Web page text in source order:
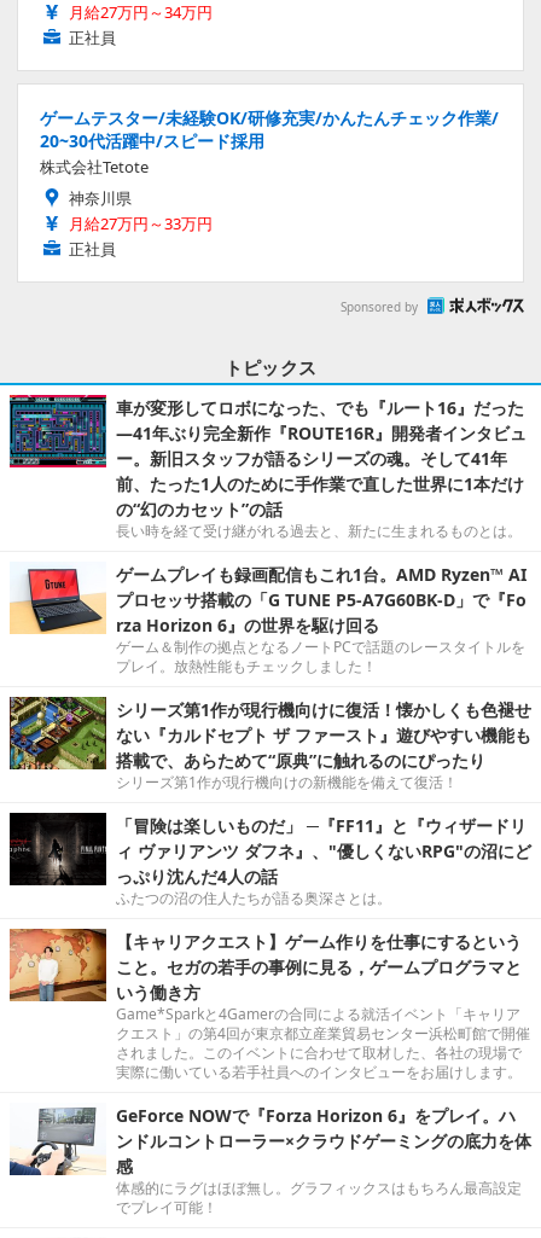
月給27万円～34万円
正社員
ゲームテスター/未経験OK/研修充実/かんたんチェック作業/
20~30代活躍中/スピード採用
株式会社Tetote
神奈川県
月給27万円～33万円
正社員
Sponsored by
トピックス
車が変形してロボになった、でも『ルート16』だった
―41年ぶり完全新作『ROUTE16R』開発者インタビュ
ー。新旧スタッフが語るシリーズの魂。そして41年
前、たった1人のために手作業で直した世界に1本だけ
の“幻のカセット”の話
長い時を経て受け継がれる過去と、新たに生まれるものとは。
ゲームプレイも録画配信もこれ1台。AMD Ryzen™ AI
プロセッサ搭載の「G TUNE P5-A7G60BK-D」で『Fo
rza Horizon 6』の世界を駆け回る
ゲーム＆制作の拠点となるノートPCで話題のレースタイトルを
プレイ。放熱性能もチェックしました！
シリーズ第1作が現行機向けに復活！懐かしくも色褪せ
ない『カルドセプト ザ ファースト』遊びやすい機能も
搭載で、あらためて“原典”に触れるのにぴったり
シリーズ第1作が現行機向けの新機能を備えて復活！
「冒険は楽しいものだ」 ─『FF11』と『ウィザードリ
ィ ヴァリアンツ ダフネ』、"優しくないRPG"の沼にど
っぷり沈んだ4人の話
ふたつの沼の住人たちが語る奥深さとは。
【キャリアクエスト】ゲーム作りを仕事にするという
こと。セガの若手の事例に見る，ゲームプログラマと
いう働き方
Game*Sparkと4Gamerの合同による就活イベント「キャリア
クエスト」の第4回が東京都立産業貿易センター浜松町館で開催
されました。このイベントに合わせて取材した、各社の現場で
実際に働いている若手社員へのインタビューをお届けします。
GeForce NOWで『Forza Horizon 6』をプレイ。ハ
ンドルコントローラー×クラウドゲーミングの底力を体
感
体感的にラグはほぼ無し。グラフィックスはもちろん最高設定
でプレイ可能！